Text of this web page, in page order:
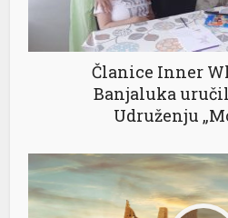
Članice Inner
Banjaluka
Udruženju